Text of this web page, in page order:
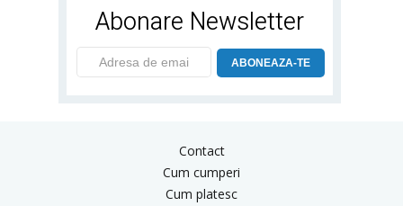
Abonare Newsletter
ABONEAZA-TE
Contact
Cum cumperi
Cum platesc